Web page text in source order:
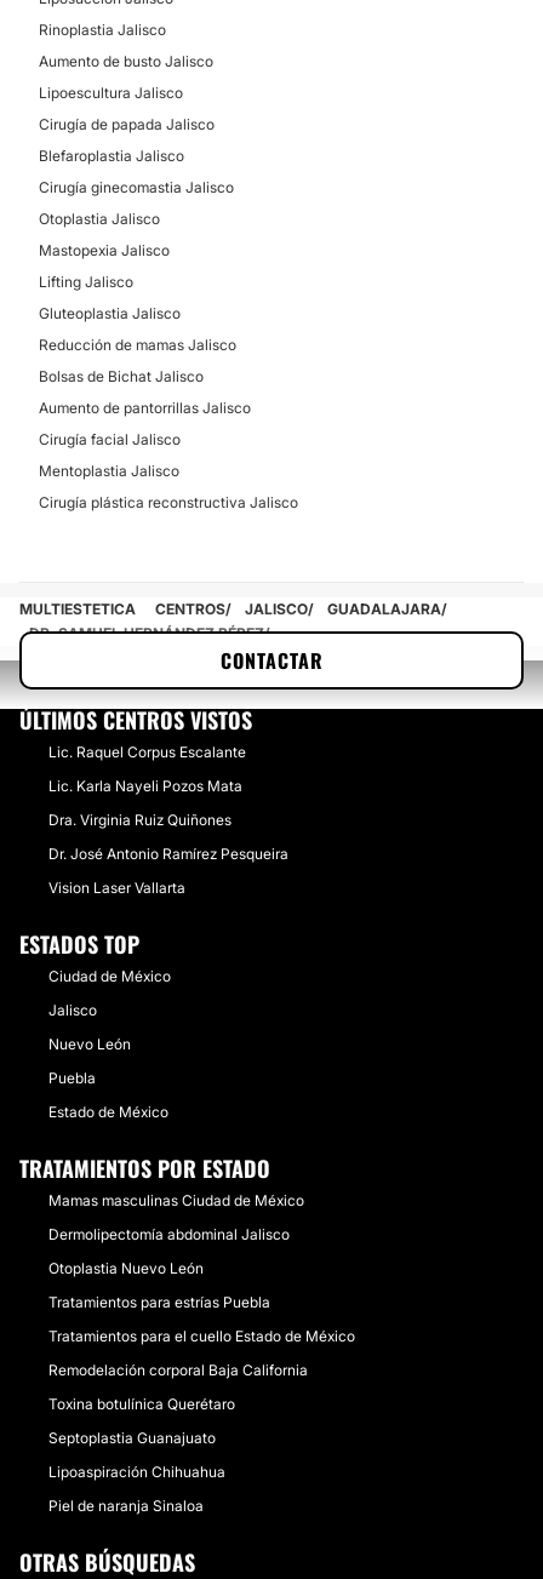
Rinoplastia Jalisco
Aumento de busto Jalisco
Lipoescultura Jalisco
Cirugía de papada Jalisco
Blefaroplastia Jalisco
Cirugía ginecomastia Jalisco
Otoplastia Jalisco
Mastopexia Jalisco
Lifting Jalisco
Gluteoplastia Jalisco
Reducción de mamas Jalisco
Bolsas de Bichat Jalisco
Aumento de pantorrillas Jalisco
Cirugía facial Jalisco
Mentoplastia Jalisco
Cirugía plástica reconstructiva Jalisco
CONTACTAR
MULTIESTETICA CENTROS JALISCO
GUADALAJARA
DR. SAMUEL HERNÁNDEZ PÉREZ
ÚLTIMOS CENTROS VISTOS
​Lic. Raquel Corpus Escalante
​Lic. Karla Nayeli Pozos Mata
Dra. Virginia Ruiz Quiñones
Dr. José Antonio Ramírez Pesqueira
Vision Laser Vallarta
ESTADOS TOP
Ciudad de México
Jalisco
Nuevo León
Puebla
Estado de México
TRATAMIENTOS POR ESTADO
Mamas masculinas Ciudad de México
Dermolipectomía abdominal Jalisco
Otoplastia Nuevo León
Tratamientos para estrías Puebla
Tratamientos para el cuello Estado de México
Remodelación corporal Baja California
Toxina botulínica Querétaro
Septoplastia Guanajuato
Lipoaspiración Chihuahua
Piel de naranja Sinaloa
OTRAS BÚSQUEDAS